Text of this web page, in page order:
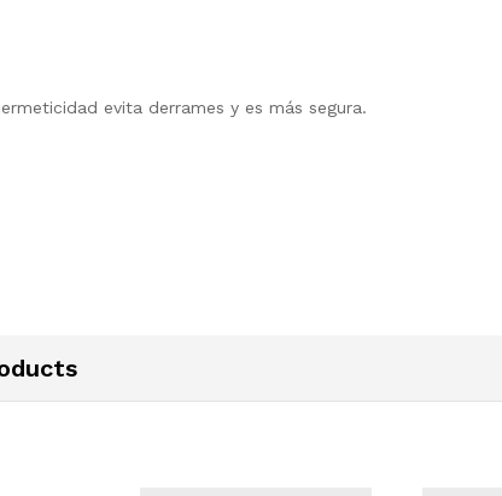
evita derrames y es más segura.